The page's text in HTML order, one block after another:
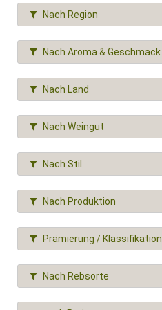
Nach Region
Nach Aroma & Geschmack
Nach Land
Nach Weingut
Nach Stil
Nach Produktion
Prämierung / Klassifikation
Nach Rebsorte